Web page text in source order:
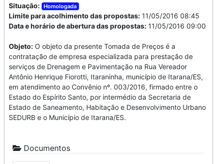
Situação: Homologada
Limite para acolhimento das propostas: 11/05/2016 08:45
Data e horário de abertura das propostas: 11/05/2016 09:00
Objeto: O objeto da presente Tomada de Preços é a
contratação de empresa especializada para prestação de
serviços de Drenagem e Pavimentação na Rua Vereador
Antônio Henrique Fiorotti, Itaraninha, município de Itarana/ES,
em atendimento ao Convênio nº. 003/2016, firmado entre o
Estado do Espírito Santo, por intermédio da Secretaria de
Estado de Saneamento, Habitação e Desenvolvimento Urbano 
SEDURB e o Município de Itarana/ES.
Documentos